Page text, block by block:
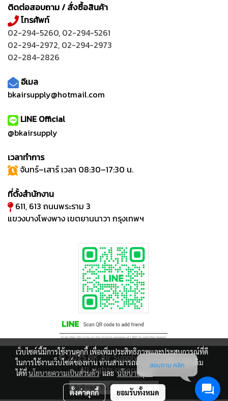
ติดต่อสอบถาม / สั่งซื้อสินค้า
โทรศัพท์
02-294-5260, 02-294-5261
02-294-2972, 02-294-2973
02-284-2826
อีเมล
bkairsupply@hotmail.com
LINE Official
@bkairsupply
เวลาทำการ
จันทร์–เสาร์ เวลา 08:30–17:30 น.
ที่ตั้งสำนักงาน
611, 613 ถนนพระราม 3
แขวงบางโพงพาง เขตยานนาวา กรุงเทพฯ
© 2025 BK Air Supply Co., Ltd.
All rights reserved.
ผู้เข้าชมวันนี้ 1
เว็บไซต์นี้มีการใช้งานคุกกี้ เพื่อเพิ่มประสิทธิภาพและประสบการณ์ที่ดี
ในการใช้งานเว็บไซต์ของท่าน ท่านสามารถอ่านรายละเอียดเพิ่มเติม
ได้ที่นโยบายความเป็นส่วนตัวและนโยบายคุกกี้
ตั้งค่าคุกกี้ ยอมรับทั้งหมด
สอบถาม คลิก